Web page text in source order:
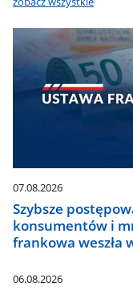
07.08.2026
Szybsze
konsumentów i
frankowa weszła
06.08.2026